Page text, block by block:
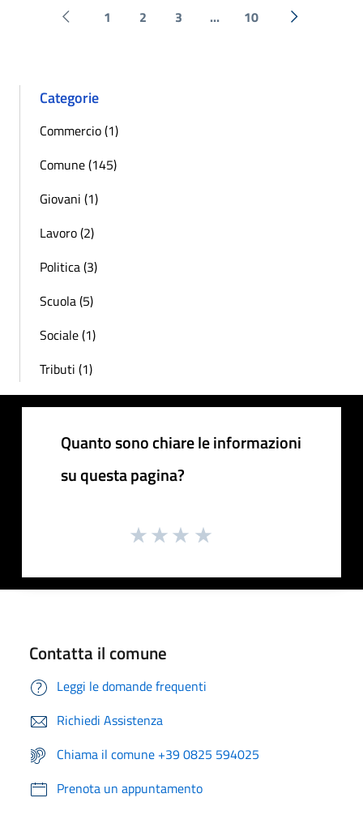
Pagina precedente
1 2 3 ... 10 Successiva
Categorie
Commercio (1)
Comune (145)
Giovani (1)
Lavoro (2)
Politica (3)
Scuola (5)
Sociale (1)
Tributi (1)
Quanto sono chiare le informazioni
su questa pagina?
Contatta il comune
Leggi le domande frequenti
Richiedi Assistenza
Chiama il comune +39 0825 594025
Prenota un appuntamento